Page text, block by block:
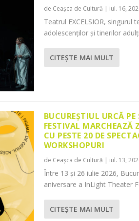
de Ceașca de Cultură | iul. 16,
Teatrul EXCELSIOR, singurul
adolescenților și tinerilor
CITEŞTE MAI MULT
BUCUREȘTIUL URCĂ
FESTIVAL MARCHEAZĂ
CU PESTE 20 DE
WORKSHOPURI
de Ceașca de Cultură | iul. 13,
Între 13 și 26 iulie 2026,
aniversare a InLight Theater
CITEŞTE MAI MULT